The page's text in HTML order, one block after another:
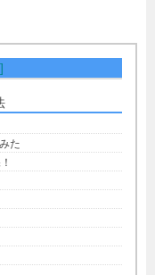
]
た